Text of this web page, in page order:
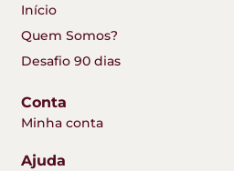
Início
Quem Somos?
Desafio 90 dias
Conta
Minha conta
Ajuda